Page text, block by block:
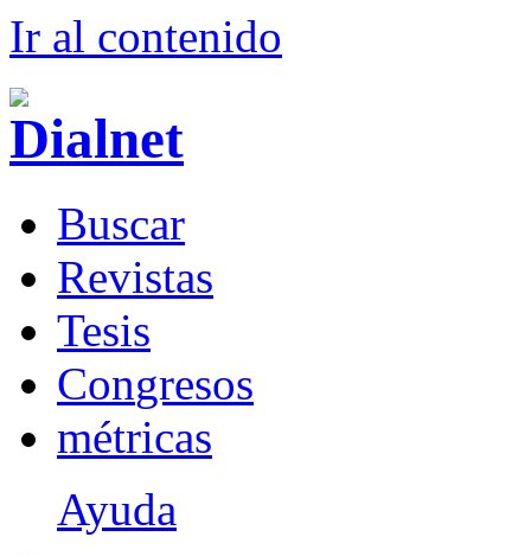
Ir al contenido
Buscar
Revistas
Tesis
Congresos
métricas
Ayuda